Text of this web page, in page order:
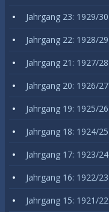
Jahrgang 23: 1929/30
Jahrgang 22: 1928/29
Jahrgang 21: 1927/28
Jahrgang 20: 1926/27
Jahrgang 19: 1925/26
Jahrgang 18: 1924/25
Jahrgang 17: 1923/24
Jahrgang 16: 1922/23
Jahrgang 15: 1921/22